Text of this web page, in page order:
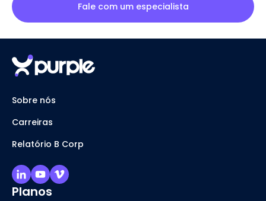
Fale com um especialista
Sobre nós
Carreiras
Relatório B Corp
Planos